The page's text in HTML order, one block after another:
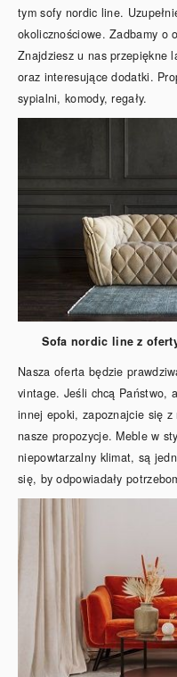
tym sofy nordic line.
okolicznościowe. Zadbamy o
Znajdziesz u nas przepiękne
oraz interesujące dodatki.
sypialni, komody, regały.
Sofa nordic line z
Nasza oferta będzie
vintage. Jeśli chcą Państwo,
innej epoki, zapoznajcie się
nasze propozycje. Meble w
niepowtarzalny klimat, są
się, by odpowiadały